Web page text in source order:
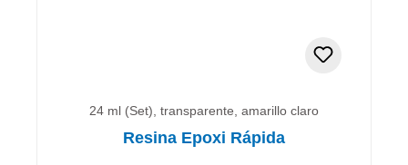
24 ml (Set), transparente, amarillo claro
Resina Epoxi Rápida